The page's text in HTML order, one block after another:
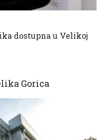
dostupna u Velikoj
Gorica